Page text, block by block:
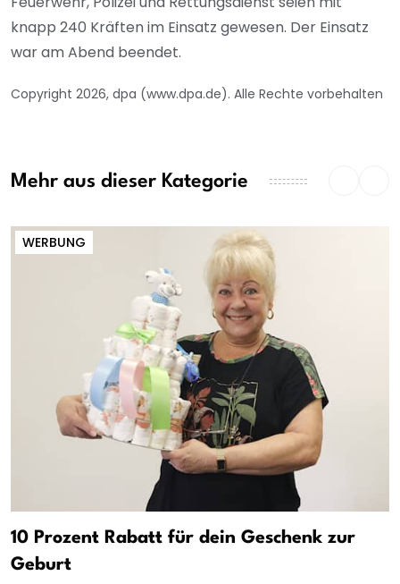
knapp 240 Kräften im Einsatz gewesen. Der Einsatz
war am Abend beendet.
Copyright 2026, dpa (www.dpa.de). Alle Rechte vorbehalten
Mehr aus dieser Kategorie
WERBUNG
10 Prozent Rabatt für dein Geschenk zur
Geburt